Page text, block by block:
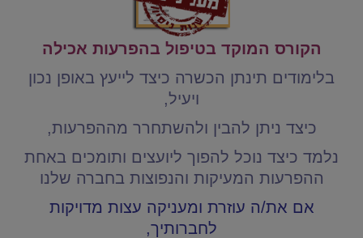
הקורס המוקד בטיפול בהפרעות אכילה
בלימודים תינתן הכשרה כיצד לייעץ באופן נכון
ויעיל,
כיצד ניתן להבין ולהשתחרר מההפרעות,
נלמד כיצד נוכל להפוך ליועצים ותומכים באחת
ההפרעות המעיקות והנפוצות בחברה שלנו
אם את/ה עוזרת ומעניקה עצות מדויקות
לחברותיך,